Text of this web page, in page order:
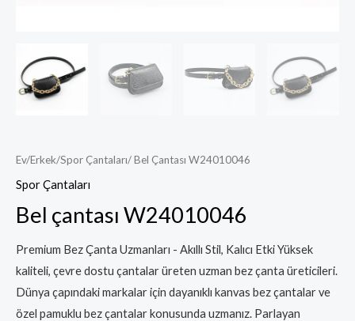
Ev/Erkek/Spor Çantaları/ Bel Çantası W24010046
Spor Çantaları
Bel çantası W24010046
Premium Bez Çanta Uzmanları - Akıllı Stil, Kalıcı Etki Yüksek
kaliteli, çevre dostu çantalar üreten uzman bez çanta üreticileri.
Dünya çapındaki markalar için dayanıklı kanvas bez çantalar ve
özel pamuklu bez çantalar konusunda uzmanız. Parlayan